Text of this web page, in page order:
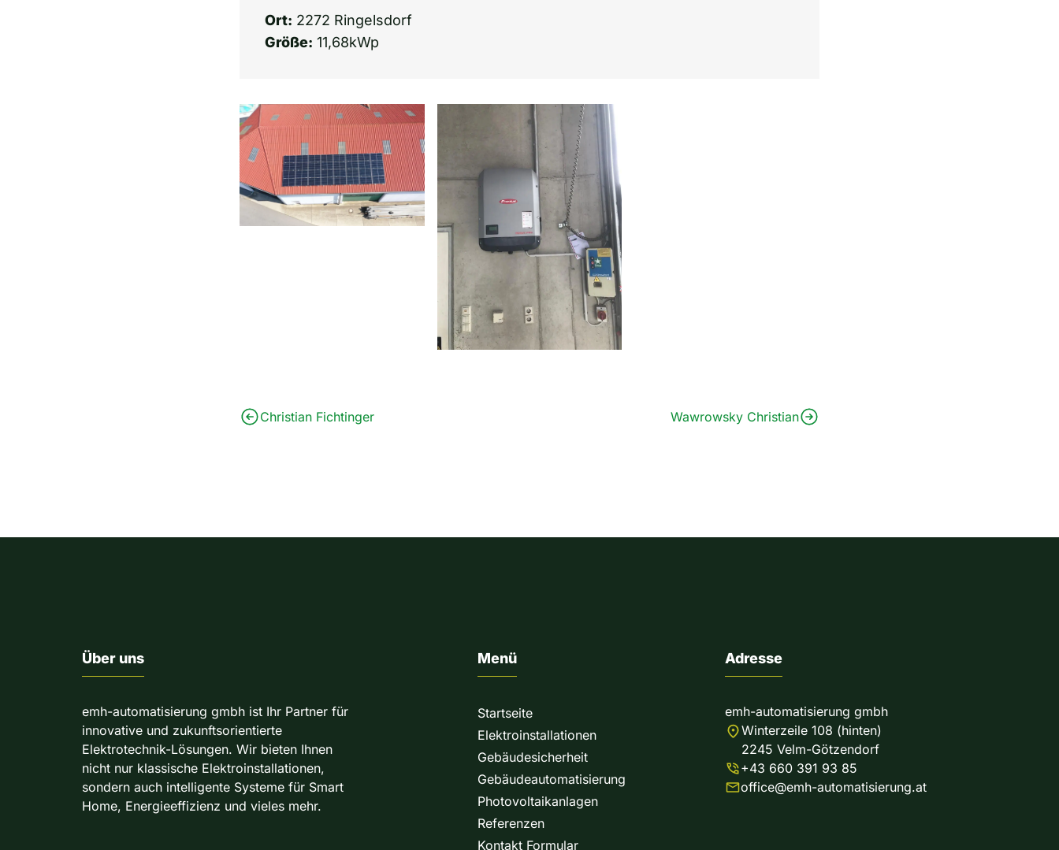
Ort: 2272 Ringelsdorf
Größe: 11,68kWp
Christian Fichtinger Wawrowsky Christian
Über uns
emh-automatisierung gmbh ist Ihr Partner für
innovative und zukunftsorientierte
Elektrotechnik-Lösungen. Wir bieten Ihnen
nicht nur klassische Elektroinstallationen,
sondern auch intelligente Systeme für Smart
Home, Energieeffizienz und vieles mehr.
Menü
Startseite
Elektroinstallationen
Gebäudesicherheit
Gebäudeautomatisierung
Photovoltaikanlagen
Referenzen
Kontakt Formular
Adresse
emh-automatisierung gmbh
Winterzeile 108 (hinten)
2245 Velm-Götzendorf
+43 660 391 93 85
office@emh-automatisierung.at